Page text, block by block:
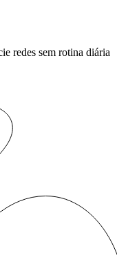
redes sem rotina diária